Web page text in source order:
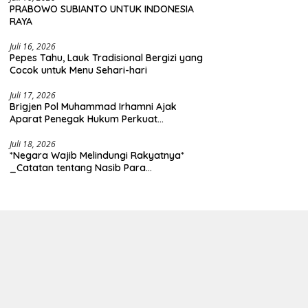
PRABOWO SUBIANTO UNTUK INDONESIA
RAYA
Juli 16, 2026
Pepes Tahu, Lauk Tradisional Bergizi yang
Cocok untuk Menu Sehari-hari
Juli 17, 2026
Brigjen Pol Muhammad Irhamni Ajak
Aparat Penegak Hukum Perkuat
Lingkungan
Juli 18, 2026
*Negara Wajib Melindungi Rakyatnya*
_Catatan tentang Nasib Para